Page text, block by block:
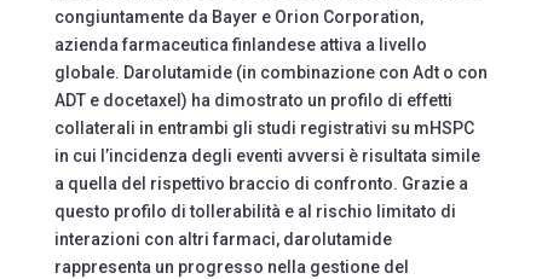
congiuntamente da Bayer e Orion Corporation,
azienda farmaceutica finlandese attiva a livello
globale. Darolutamide (in combinazione con Adt o con
ADT e docetaxel) ha dimostrato un profilo di effetti
collaterali in entrambi gli studi registrativi su mHSPC
in cui l’incidenza degli eventi avversi è risultata simile
a quella del rispettivo braccio di confronto. Grazie a
questo profilo di tollerabilità e al rischio limitato di
interazioni con altri farmaci, darolutamide
rappresenta un progresso nella gestione del